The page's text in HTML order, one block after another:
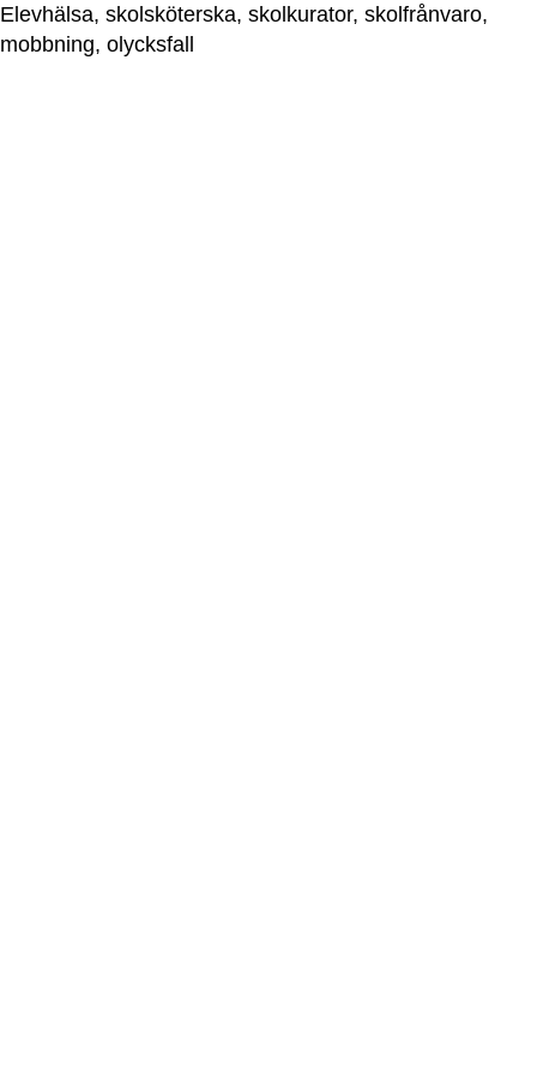
Elevhälsa, skolsköterska, skolkurator, skolfrånvaro,
mobbning, olycksfall